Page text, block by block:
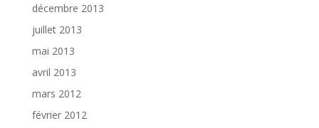
décembre 2013
juillet 2013
mai 2013
avril 2013
mars 2012
février 2012